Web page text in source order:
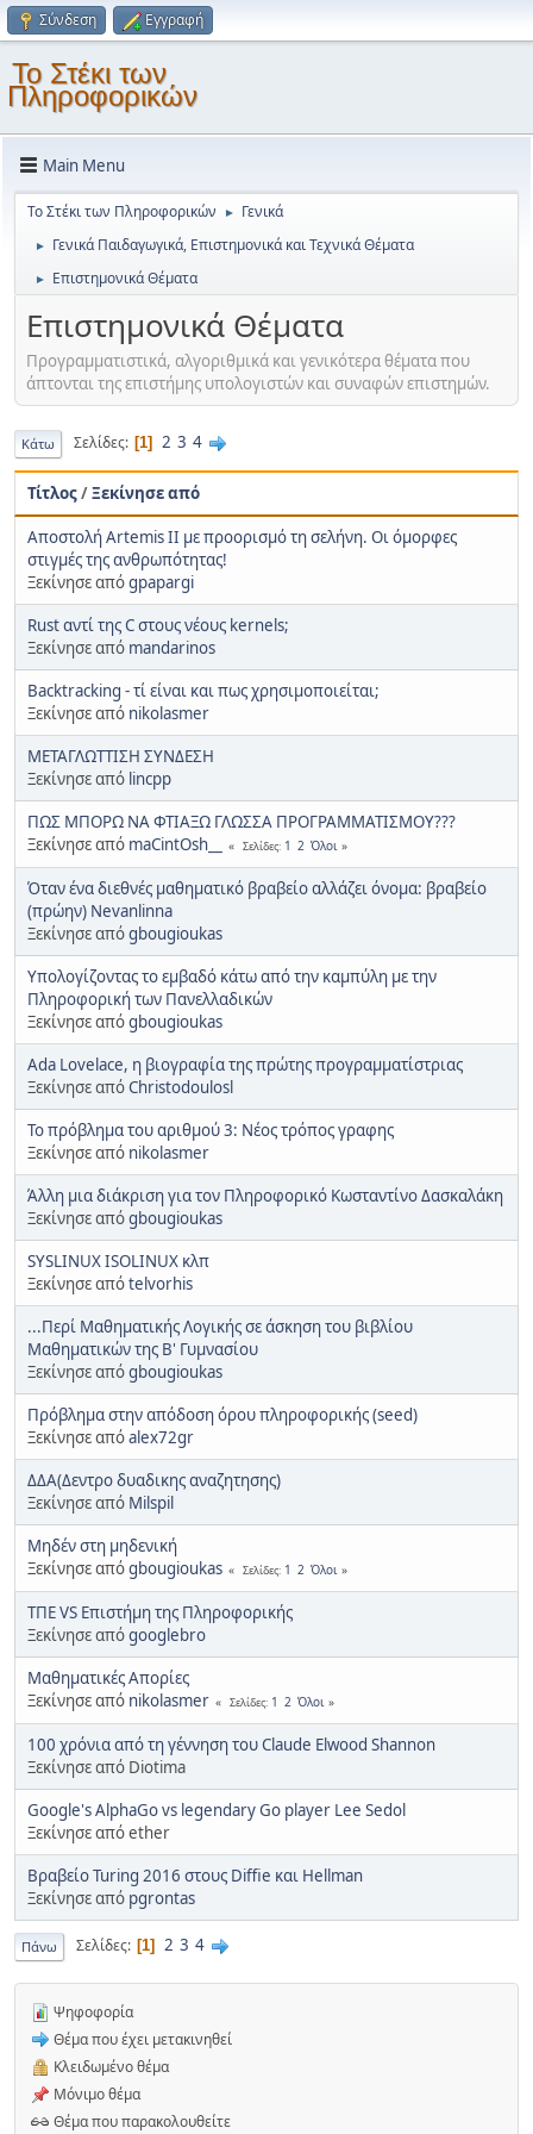
Σύνδεση Εγγραφή
Το Στέκι των
Πληροφορικών
Main Menu
Το Στέκι των Πληροφορικών ► Γενικά
► Γενικά Παιδαγωγικά, Επιστημονικά και Τεχνικά Θέματα
► Επιστημονικά Θέματα
Επιστημονικά Θέματα
Προγραμματιστικά, αλγοριθμικά και γενικότερα θέματα που
άπτονται της επιστήμης υπολογιστών και συναφών επιστημών.
Κάτω Σελίδες 1 2 3 4
Τίτλος/Ξεκίνησε από
Αποστολή Artemis II με προορισμό τη σελήνη. Οι όμορφες
στιγμές της ανθρωπότητας!
Ξεκίνησε απόgpapargi
Rust αντί της C στους νέους kernels;
Ξεκίνησε από mandarinos
Backtracking - τί είναι και πως χρησιμοποιείται;
Ξεκίνησε από nikolasmer
ΜΕΤΑΓΛΩΤΤΙΣΗ ΣΥΝΔΕΣΗ
Ξεκίνησε από lincpp
ΠΩΣ ΜΠΟΡΩ ΝΑ ΦΤΙΑΞΩ ΓΛΩΣΣΑ ΠΡΟΓΡΑΜΜΑΤΙΣΜΟΥ???
Ξεκίνησε από maCintOsh__ Σελίδες 1 2 Όλοι
Όταν ένα διεθνές μαθηματικό βραβείο αλλάζει όνομα: βραβείο
(πρώην) Nevanlinna
Ξεκίνησε απόgbougioukas
Υπολογίζοντας το εμβαδό κάτω από την καμπύλη με την
Πληροφορική των Πανελλαδικών
Ξεκίνησε απόgbougioukas
Ada Lovelace, η βιογραφία της πρώτης προγραμματίστριας
Ξεκίνησε απόChristodoulosl
Το πρόβλημα του αριθμού 3: Νέος τρόπος γραφης
Ξεκίνησε από nikolasmer
Άλλη μια διάκριση για τον Πληροφορικό Κωσταντίνο Δασκαλάκη
Ξεκίνησε απόgbougioukas
SYSLINUX ISOLINUX κλπ
Ξεκίνησε απόtelvorhis
...Περί Μαθηματικής Λογικής σε άσκηση του βιβλίου
Μαθηματικών της Β' Γυμνασίου
Ξεκίνησε απόgbougioukas
Πρόβλημα στην απόδοση όρου πληροφορικής (seed)
Ξεκίνησε απόalex72gr
ΔΔΑ(Δεντρο δυαδικης αναζητησης)
Ξεκίνησε από Milspil
Μηδέν στη μηδενική
Ξεκίνησε απόgbougioukas Σελίδες 1 2 Όλοι
ΤΠΕ VS Επιστήμη της Πληροφορικής
Ξεκίνησε απόgooglebro
Μαθηματικές Απορίες
Ξεκίνησε από nikolasmer Σελίδες 1 2 Όλοι
100 χρόνια από τη γέννηση του Claude Elwood Shannon
Ξεκίνησε από Diotima
Google's AlphaGo vs legendary Go player Lee Sedol
Ξεκίνησε από ether
Βραβείο Turing 2016 στους Diffie και Hellman
Ξεκίνησε από pgrontas
Πάνω Σελίδες 1 2 3 4
Ψηφοφορία
Θέμα που έχει μετακινηθεί
Κλειδωμένο θέμα
Μόνιμο θέμα
Θέμα που παρακολουθείτε